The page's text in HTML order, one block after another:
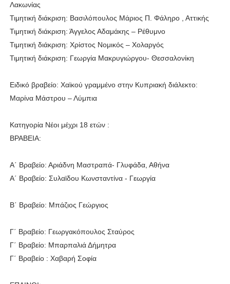
Λακωνίας
Τιμητική διάκριση: Βασιλόπουλος Μάριος Π. Φάληρο , Αττικής
Τιμητική διάκριση: Άγγελος Αδαμάκης – Ρέθυμνο
Τιμητική διάκριση: Χρίστος Νομικός – Χολαργός
Τιμητική διάκριση: Γεωργία Μακρυγιώργου- Θεσσαλονίκη
Ειδικό βραβείο: Χαϊκού γραμμένο στην Κυπριακή διάλεκτο:
Μαρίνα Μάστρου – Λύμπια
Κατηγορία Νέοι μέχρι 18 ετών :
ΒΡΑΒΕΙΑ:
Α΄ Βραβείο: Αριάδνη Μαστραπά- Γλυφάδα, Αθήνα
Α΄ Βραβείο: Συλαϊδου Κωνσταντίνα - Γεωργία
Β΄ Βραβείο: Μπάζιος Γεώργιος
Γ΄ Βραβείο: Γεωργακόπουλος Σταύρος
Γ΄ Βραβείο: Μπαρπαλιά Δήμητρα
Γ΄ Βραβείο : Χαβαρή Σοφία